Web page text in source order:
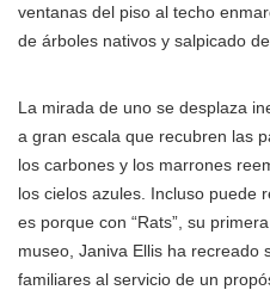
ventanas del piso al techo
de árboles nativos y salpicado
La mirada de uno se desplaza
a gran escala que recubren las
los carbones y los marrones
los cielos azules. Incluso puede
es porque con “Rats”, su
museo, Janiva Ellis ha recreado
familiares al servicio de un